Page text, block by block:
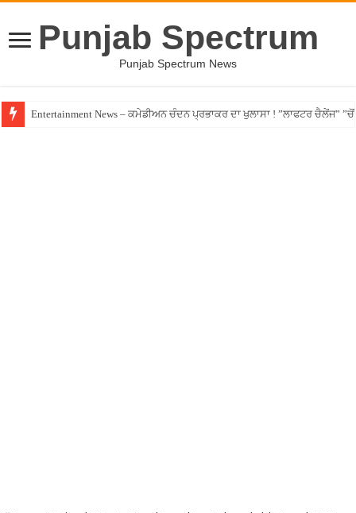
Punjab Spectrum
Punjab Spectrum News
Entertainment News – ਕਮੇਡੀਅਨ ਚੰਦਨ ਪ੍ਰਭਾਕਰ ਦਾ ਖੁਲਾਸਾ ! ”ਲਾਫਟਰ ਚੈਲੇਂਜ”